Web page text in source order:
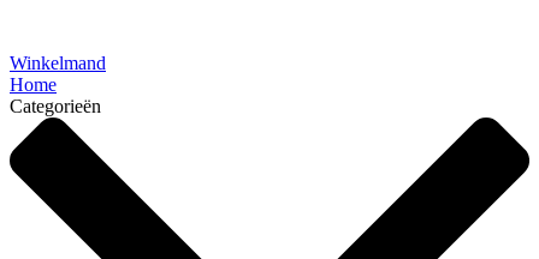
Winkelmand
Home
Categorieën